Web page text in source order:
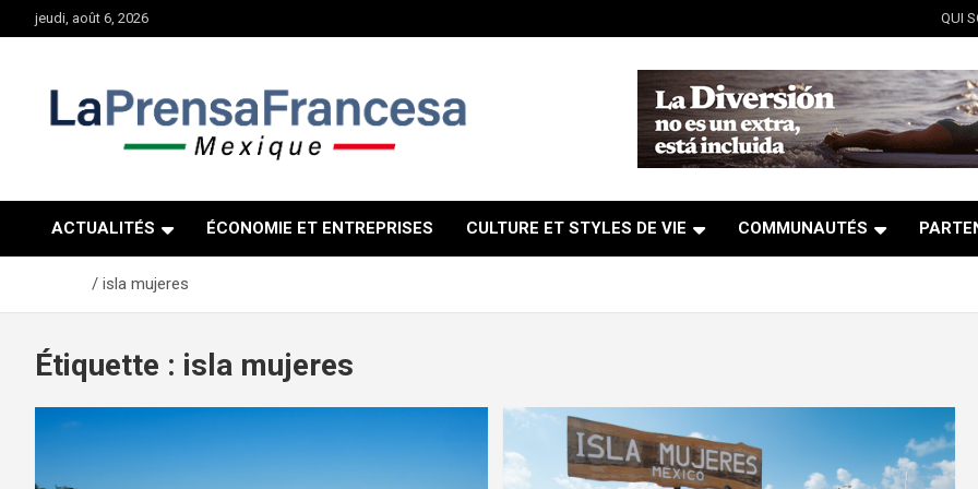
au
jeudi, août 6, 2026 QUI
ACTUALITÉS ÉCONOMIE ET ENTREPRISES CULTURE ET STYLES DE VIE COMMUNAUTÉS
isla mujeres
Étiquette : isla mujeres